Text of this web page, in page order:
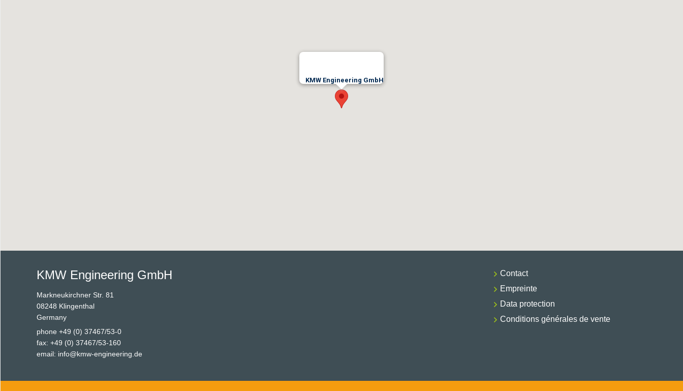
KMW Engineering GmbH
KMW Engineering GmbH
Markneukirchner Str. 81
08248 Klingenthal
Germany
phone +49 (0) 37467/53-0
fax: +49 (0) 37467/53-160
email: info@kmw-engineering.de
Contact
Empreinte
Data protection
Conditions générales de vente